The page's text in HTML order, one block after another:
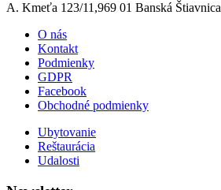
A. Kmeťa 123/11,969 01 Banská Štiavnica
O nás
Kontakt
Podmienky
GDPR
Facebook
Obchodné podmienky
Ubytovanie
Reštaurácia
Udalosti